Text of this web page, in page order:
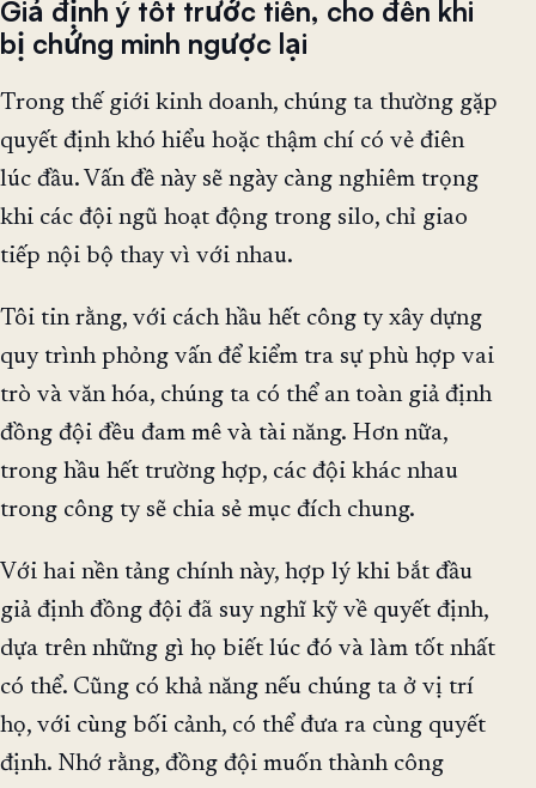
Giả định ý tốt trước tiên, cho đến khi
bị chứng minh ngược lại
Trong thế giới kinh doanh, chúng ta thường gặp
quyết định khó hiểu hoặc thậm chí có vẻ điên
lúc đầu. Vấn đề này sẽ ngày càng nghiêm trọng
khi các đội ngũ hoạt động trong silo, chỉ giao
tiếp nội bộ thay vì với nhau.
Tôi tin rằng, với cách hầu hết công ty xây dựng
quy trình phỏng vấn để kiểm tra sự phù hợp vai
trò và văn hóa, chúng ta có thể an toàn giả định
đồng đội đều đam mê và tài năng. Hơn nữa,
trong hầu hết trường hợp, các đội khác nhau
trong công ty sẽ chia sẻ mục đích chung.
Với hai nền tảng chính này, hợp lý khi bắt đầu
giả định đồng đội đã suy nghĩ kỹ về quyết định,
dựa trên những gì họ biết lúc đó và làm tốt nhất
có thể. Cũng có khả năng nếu chúng ta ở vị trí
họ, với cùng bối cảnh, có thể đưa ra cùng quyết
định. Nhớ rằng, đồng đội muốn thành công